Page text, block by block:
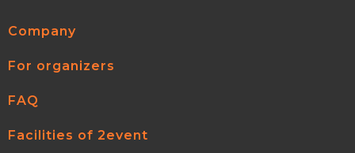
Company
For organizers
FAQ
Facilities of 2event